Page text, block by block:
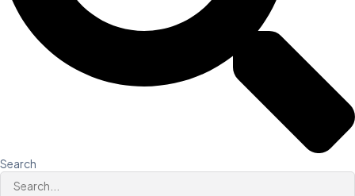
Search